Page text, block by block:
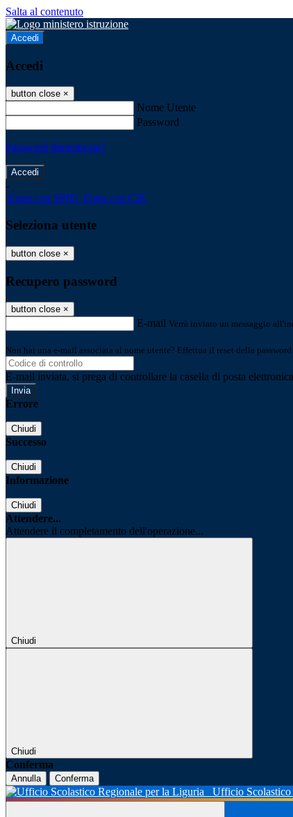
Salta al contenuto
Accedi
Accedi
button close ×
Nome Utente
Password
Password dimenticata?
-
Entra con SPID Entra con CIE
Seleziona utente
button close ×
Recupero password
button close ×
E-mail Verrà inviato un messaggio
Non hai una e-mail associata al nome utente? Effettua il reset della
E-mail inviata, si prega di controllare la casella di posta
Errore
Chiudi
Successo
Chiudi
Informazione
Chiudi
Attendere...
Attendere il completamento dell'operazione...
Chiudi
Chiudi
Conferma
Annulla Conferma
Ufficio